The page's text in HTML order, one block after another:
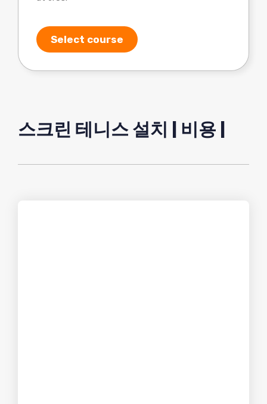
Select course
스크린 테니스 설치 | 비용 |